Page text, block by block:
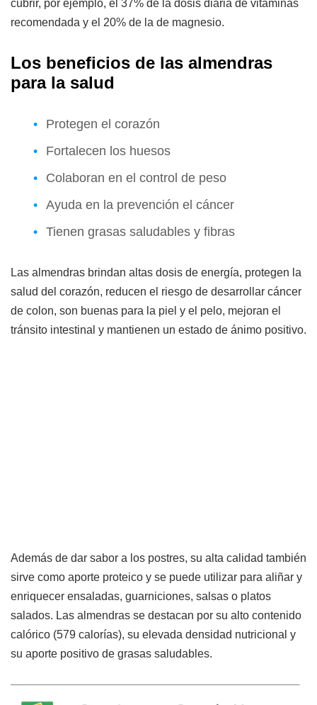
cubrir, por ejemplo, el 37% de la dosis diaria de vitaminas
recomendada y el 20% de la de magnesio.
Los beneficios de las almendras
para la salud
Protegen el corazón
Fortalecen los huesos
Colaboran en el control de peso
Ayuda en la prevención el cáncer
Tienen grasas saludables y fibras
Las almendras brindan altas dosis de energía, protegen la
salud del corazón, reducen el riesgo de desarrollar cáncer
de colon, son buenas para la piel y el pelo, mejoran el
tránsito intestinal y mantienen un estado de ánimo positivo.
Además de dar sabor a los postres, su alta calidad también
sirve como aporte proteico y se puede utilizar para aliñar y
enriquecer ensaladas, guarniciones, salsas o platos
salados. Las almendras se destacan por su alto contenido
calórico (579 calorías), su elevada densidad nutricional y
su aporte positivo de grasas saludables.